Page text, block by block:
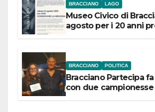
BRACCIANO LAGO
Museo Civico di
agosto per i 20 anni
BRACCIANO POLITICA
Bracciano Partecipa
con due